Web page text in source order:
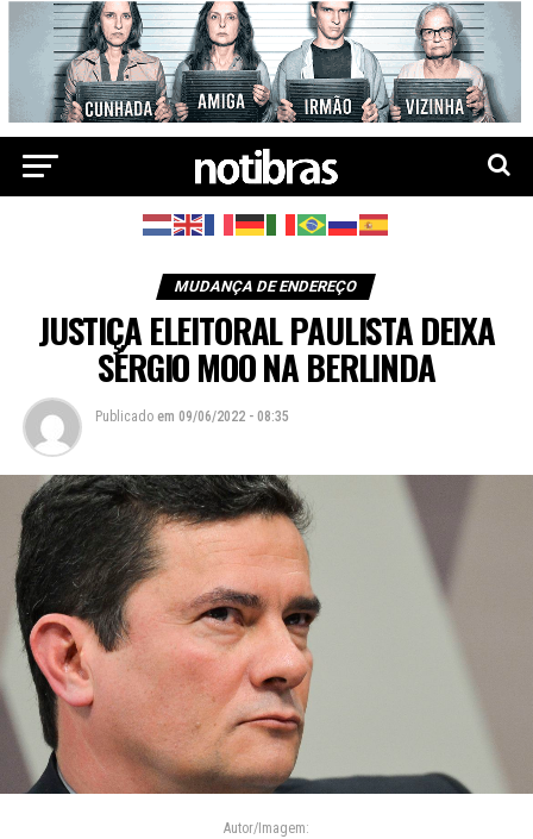
MUDANÇA DE ENDEREÇO
JUSTIÇA ELEITORAL PAULISTA DEIXA
SÉRGIO MOO NA BERLINDA
Publicado em 09/06/2022 - 08:35
Autor/Imagem: